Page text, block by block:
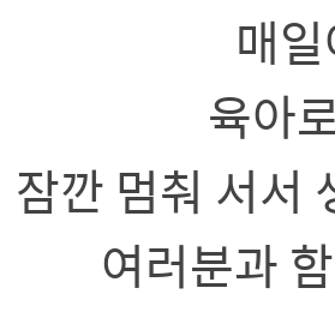
매
육아
잠깐 멈춰 서서
여러분과